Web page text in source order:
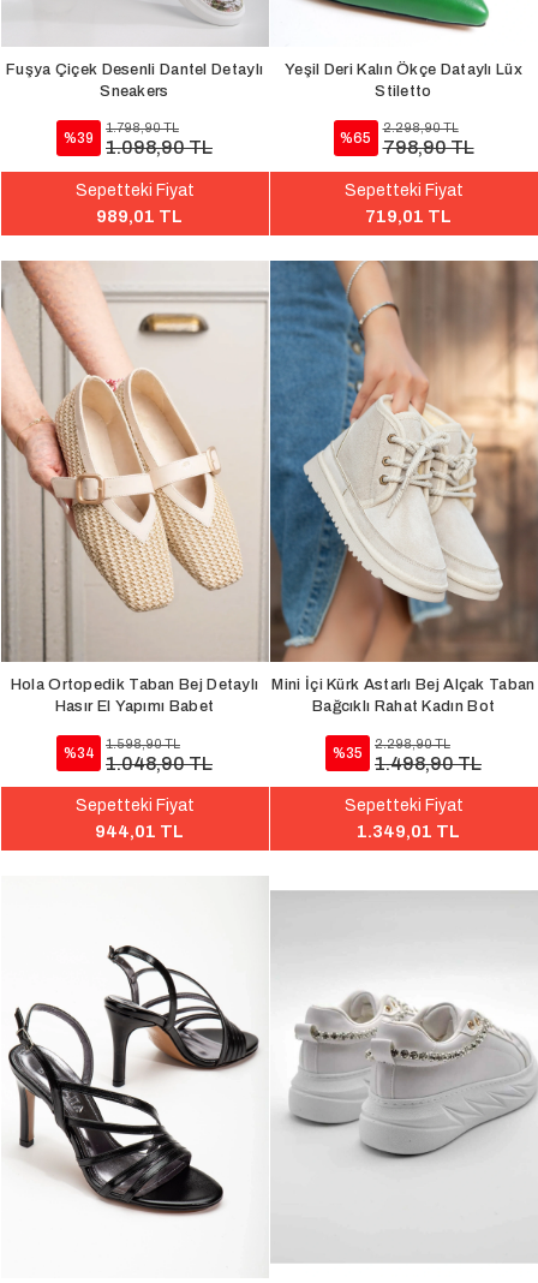
Fuşya Çiçek Desenli Dantel Detaylı
Sneakers
%39
1.798,90 TL
1.098,90 TL
Sepetteki Fiyat
989,01 TL
Yeşil Deri Kalın Ökçe Dataylı Lüx
Stiletto
%65
2.298,90 TL
798,90 TL
Sepetteki Fiyat
719,01 TL
Hola Ortopedik Taban Bej Detaylı
Hasır El Yapımı Babet
%34
1.598,90 TL
1.048,90 TL
Sepetteki Fiyat
944,01 TL
Mini İçi Kürk Astarlı Bej Alçak Taban
Bağcıklı Rahat Kadın Bot
%35
2.298,90 TL
1.498,90 TL
Sepetteki Fiyat
1.349,01 TL